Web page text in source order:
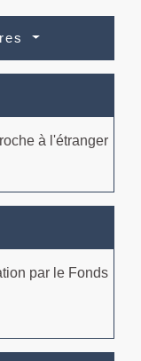
à l'étranger
par le Fonds